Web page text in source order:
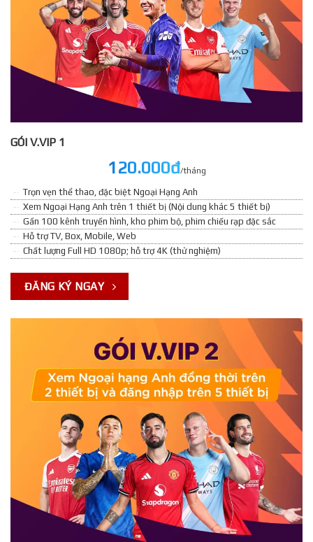
GÓI V.VIP 1
120.000đ/tháng
Trọn vẹn thể thao, đặc biệt Ngoại Hạng Anh
Xem Ngoại Hạng Anh trên 1 thiết bị (Nội dung khác 5 thiết bị)
Gần 100 kênh truyền hình, kho phim bộ, phim chiếu rạp đặc sắc
Hỗ trợ TV, Box, Mobile, Web
Chất lượng Full HD 1080p; hỗ trợ 4K (thử nghiệm)
ĐĂNG KÝ NGAY